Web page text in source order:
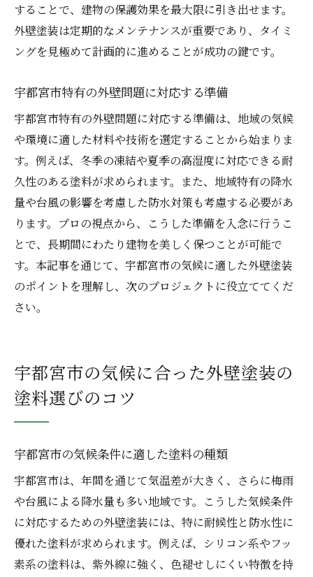
することで、建物の保護効果を最大限に引き出せます。
外壁塗装は定期的なメンテナンスが重要であり、タイミ
ングを見極めて計画的に進めることが成功の鍵です。
宇都宮市特有の外壁問題に対応する準備
宇都宮市特有の外壁問題に対応する準備は、地域の気候
や環境に適した材料や技術を選定することから始まりま
す。例えば、冬季の凍結や夏季の高湿度に対応できる耐
久性のある塗料が求められます。また、地域特有の降水
量や台風の影響を考慮した防水対策も考慮する必要があ
ります。プロの視点から、こうした準備を入念に行うこ
とで、長期間にわたり建物を美しく保つことが可能で
す。本記事を通じて、宇都宮市の気候に適した外壁塗装
のポイントを理解し、次のプロジェクトに役立ててくだ
さい。
宇都宮市の気候に合った外壁塗装の
塗料選びのコツ
宇都宮市の気候条件に適した塗料の種類
宇都宮市は、年間を通じて気温差が大きく、さらに梅雨
や台風による降水量も多い地域です。こうした気候条件
に対応するための外壁塗装には、特に耐候性と防水性に
優れた塗料が求められます。例えば、シリコン系やフッ
素系の塗料は、紫外線に強く、色褪せしにくい特徴を持